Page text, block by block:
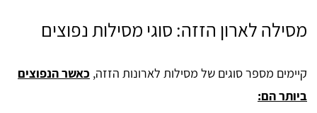
מסילה לארון הזזה: סוגי מסילות נפוצים
קיימים מספר סוגים של מסילות לארונות הזזה, כאשר הנפוצים
ביותר הם: